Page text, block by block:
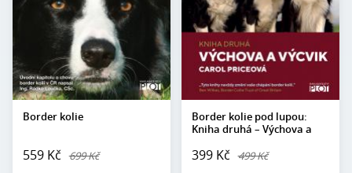
Border kolie
559 Kč 699 Kč
Obrazová
barevné a čb
fotografie
26. 7. 2018
Border kolie pod lupou:
Kniha druhá – Výchova a
399 Kč 499 Kč
Obrazová část:
Barevné fotografie
Datum vydání:
22. 5. 2019